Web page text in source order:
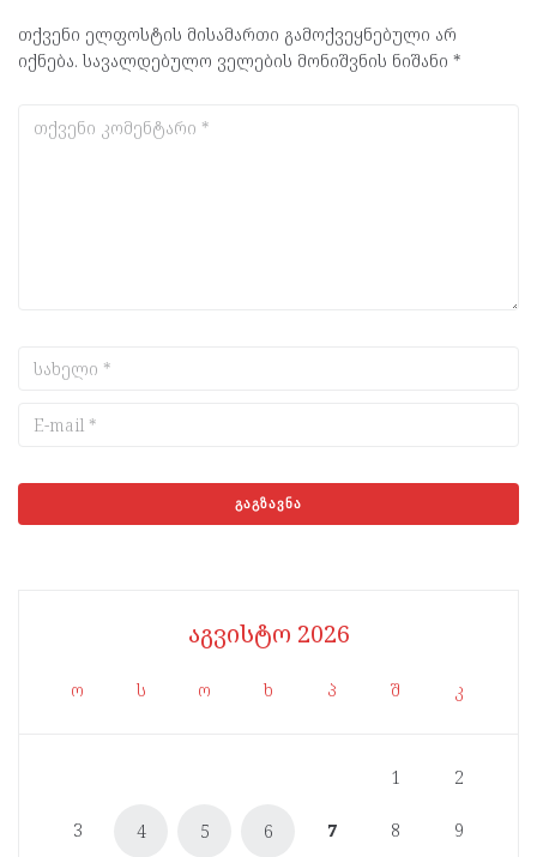
თქვენი ელფოსტის მისამართი გამოქვეყნებული არ
იქნება. სავალდებულო ველების მონიშვნის ნიშანი *
აგვისტო 2026
ო ს ო ხ პ შ კ
1 2
3 4 5 6 7 8 9